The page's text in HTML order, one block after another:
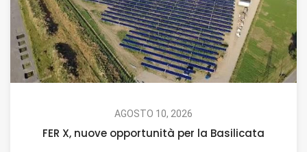
AGOSTO 10, 2026
FER X, nuove opportunità per la Basilicata